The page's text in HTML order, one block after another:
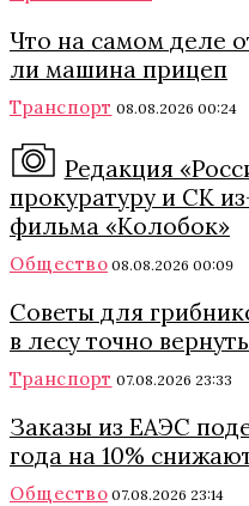
Что на самом деле
ли машина прицеп
Транспорт 08.08.2026 00:24
Редакция
прокуратуру и СК
фильма «Колобок»
Общество 08.08.2026 00:09
Советы для
в лесу точно
Транспорт 07.08.2026 23:33
Заказы из ЕАЭС
года на 10%
Общество 07.08.2026 23:14